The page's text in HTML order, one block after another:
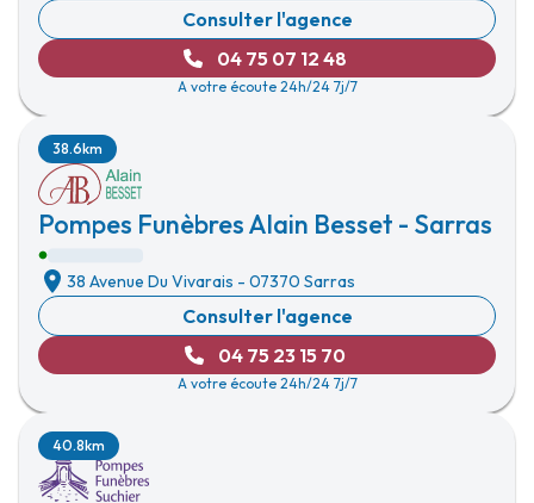
Consulter l'agence
04 75 07 12 48
A votre écoute 24h/24 7j/7
Pompes Funèbres Alain Besset - Sarras
38.6km
38 Avenue Du Vivarais - 07370 Sarras
Consulter l'agence
04 75 23 15 70
A votre écoute 24h/24 7j/7
40.8km